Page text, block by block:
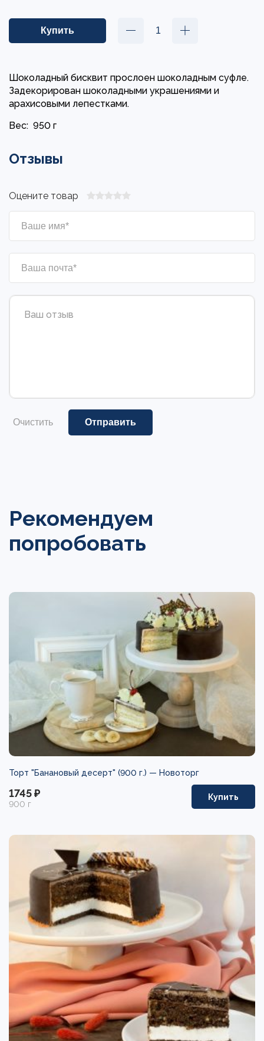
Шоколадный бисквит прослоен шоколадным суфле.
Задекорирован шоколадными украшениями и
арахисовыми лепестками.
Вес: 950 г
Отзывы
Оцените товар
Очистить
Рекомендуем
попробовать
Торт "Банановый десерт" (900 г.) — Новоторг
1745 ₽
900 г
Купить